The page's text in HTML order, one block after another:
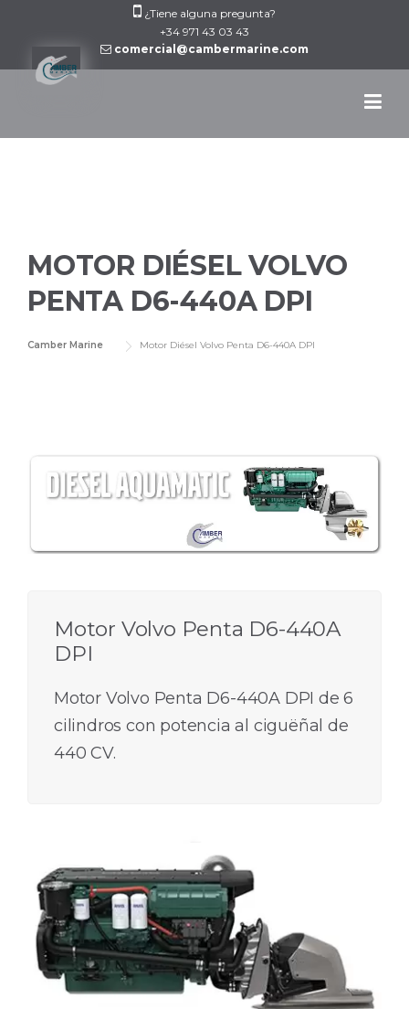
¿Tiene alguna pregunta?
+34 971 43 03 43
comercial@cambermarine.com
MOTOR DIÉSEL VOLVO
PENTA D6-440A DPI
Camber Marine Motor Diésel Volvo Penta D6-440A DPI
Motor Volvo Penta D6-440A
DPI
Motor Volvo Penta D6-440A DPI de 6
cilindros con potencia al ciguëñal de
440 CV.